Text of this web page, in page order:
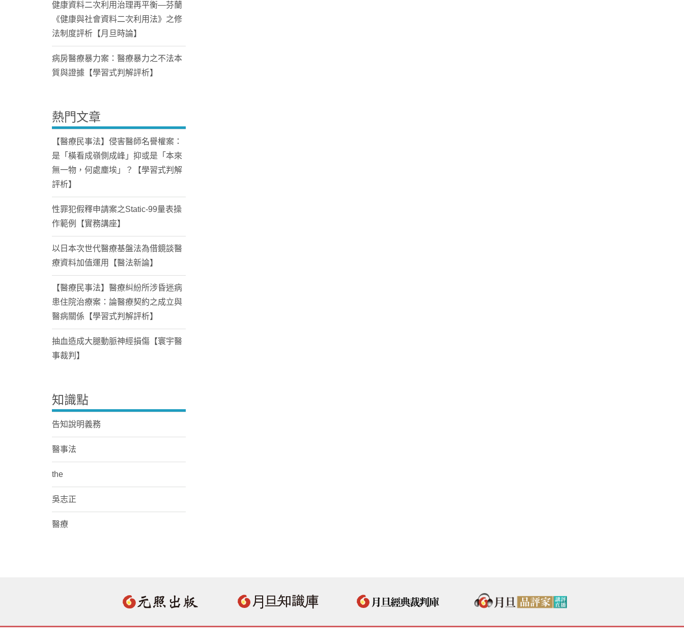
健康資料二次利用治理再平衡—芬蘭
《健康與社會資料二次利用法》之修
法制度評析【月旦時論】
病房醫療暴力案：醫療暴力之不法本
質與證據【學習式判解評析】
熱門文章
【醫療民事法】侵害醫師名譽權案：
是「橫看成嶺側成峰」抑或是「本來
無一物，何處塵埃」？【學習式判解
評析】
性罪犯假釋申請案之Static-99量表操
作範例【實務講座】
以日本次世代醫療基盤法為借鏡談醫
療資料加值運用【醫法新論】
【醫療民事法】醫療糾紛所涉昏迷病
患住院治療案：論醫療契約之成立與
醫病關係【學習式判解評析】
抽血造成大腿動脈神經損傷【寰宇醫
事裁判】
知識點
告知說明義務
醫事法
the
吳志正
醫療